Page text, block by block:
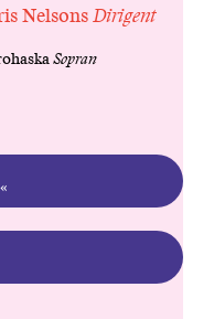
NelsonsDirigent
Sopran